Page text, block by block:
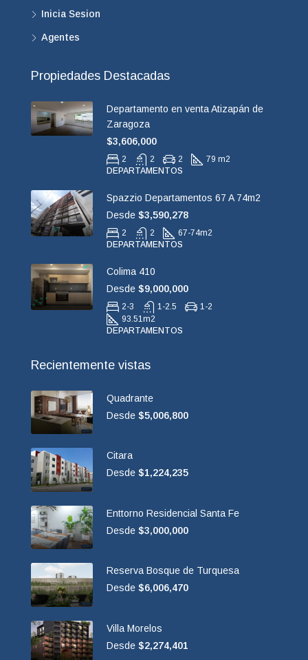
Inicia Sesion
Agentes
Propiedades Destacadas
Departamento en venta Atizapán de
Zaragoza
$3,606,000
2 2 2
79 m2
DEPARTAMENTOS
Spazzio Departamentos 67 A 74m2
Desde $3,590,278
2 2 67-74m2
DEPARTAMENTOS
Colima 410
Desde $9,000,000
2-3 1-2.5
1-2
93.51m2
DEPARTAMENTOS
Recientemente vistas
Quadrante
Desde $5,006,800
Citara
Desde $1,224,235
Enttorno Residencial Santa Fe
Desde $3,000,000
Reserva Bosque de Turquesa
Desde $6,006,470
Villa Morelos
Desde $2,274,401